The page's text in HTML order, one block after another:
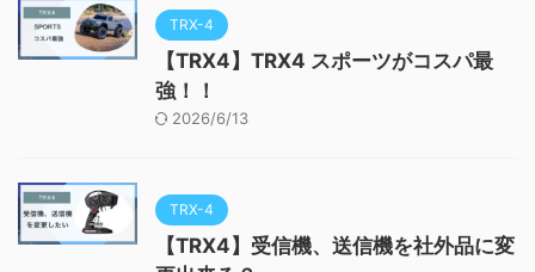
TRX-4
【TRX4】TRX4 スポーツがコスパ最
強！！
2026/6/13
TRX-4
【TRX4】受信機、送信機を社外品に変